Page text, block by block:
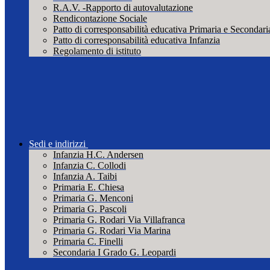
R.A.V. -Rapporto di autovalutazione
Rendicontazione Sociale
Patto di corresponsabilità educativa Primaria e
Patto di corresponsabilità educativa Infanzia
Regolamento di istituto
Sedi e indirizzi
Infanzia H.C. Andersen
Infanzia C. Collodi
Infanzia A. Taibi
Primaria E. Chiesa
Primaria G. Menconi
Primaria G. Pascoli
Primaria G. Rodari Via Villafranca
Primaria G. Rodari Via Marina
Primaria C. Finelli
Secondaria I Grado G. Leopardi